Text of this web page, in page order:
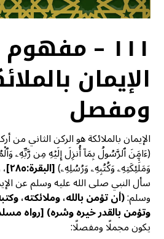
الإيمان
ومفصل
الإيمان بالملائكة هو الركن الثاني من
(ءَامَنَ ٱلرَّسُولُ بِمَآ أُنزِلَ إِلَيۡهِ مِن رَّبِّهِۦ
وَمَلَٰٓئِكَتِهِۦ وَكُتُبِهِۦ وَرُسُلِهِۦ)[البقرة:٢٨٥]
سأل النبي صلى الله عليه وسلم عن
وسلم:(أن تؤمن بالله، وملائكته،
وتؤمن بالقدر خيره وشره)[رواه
يكون مجملًا ومفصلًا: